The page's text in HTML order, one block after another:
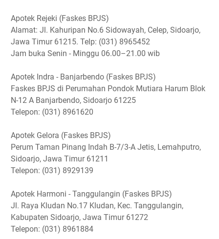
Apotek Rejeki (Faskes BPJS)
Alamat: Jl. Kahuripan No.6 Sidowayah, Celep, Sidoarjo,
Jawa Timur 61215. Telp: (031) 8965452
Jam buka Senin - Minggu 06.00–21.00 wib
Apotek Indra - Banjarbendo (Faskes BPJS)
Faskes BPJS di Perumahan Pondok Mutiara Harum Blok
N-12 A Banjarbendo, Sidoarjo 61225
Telepon: (031) 8961620
Apotek Gelora (Faskes BPJS)
Perum Taman Pinang Indah B-7/3-A Jetis, Lemahputro,
Sidoarjo, Jawa Timur 61211
Telepon: (031) 8929139
Apotek Harmoni - Tanggulangin (Faskes BPJS)
Jl. Raya Kludan No.17 Kludan, Kec. Tanggulangin,
Kabupaten Sidoarjo, Jawa Timur 61272
Telepon: (031) 8961884